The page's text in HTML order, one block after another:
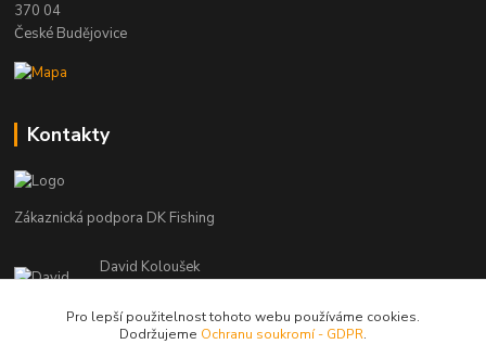
370 04
České Budějovice
Kontakty
Zákaznická podpora DK Fishing
David Koloušek
(Po-Pá, 7-18 hod.)
Pro lepší použitelnost tohoto webu používáme cookies.
Dodržujeme Ochranu soukromí - GDPR.